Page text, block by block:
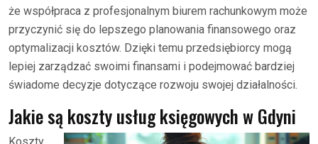
że współpraca z profesjonalnym biurem rachunkowym może
przyczynić się do lepszego planowania finansowego oraz
optymalizacji kosztów. Dzięki temu przedsiębiorcy mogą
lepiej zarządzać swoimi finansami i podejmować bardziej
świadome decyzje dotyczące rozwoju swojej działalności.
Jakie są koszty usług księgowych w Gdyni